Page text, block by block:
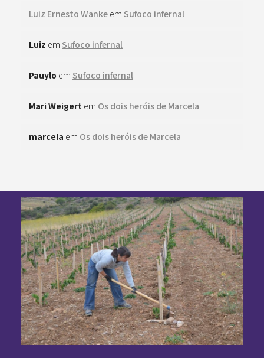
Luiz Ernesto Wanke em Sufoco infernal
Luiz em Sufoco infernal
Pauylo em Sufoco infernal
Mari Weigert em Os dois heróis de Marcela
marcela em Os dois heróis de Marcela